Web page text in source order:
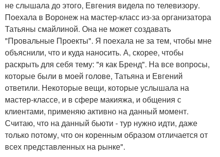
не слышала до этого, Евгения видела по телевизору.
Поехала в Воронеж на мастер-класс из-за организатора
Татьяны смайлиной. Она не может создавать
"Провальные Проекты". Я поехала не за тем, чтобы мне
объяснили, что и куда наносить. А, скорее, чтобы
раскрыть для себя тему: "я как Бренд". На все вопросы,
которые были в моей голове, Татьяна и Евгений
ответили. Некоторые вещи, которые услышала на
мастер-классе, и в сфере макияжа, и общения с
клиентами, применяю активно на данный момент.
Считаю, что на данный бьюти - тур нужно идти, даже
только потому, что он коренным образом отличается от
всех представленных на рынке".